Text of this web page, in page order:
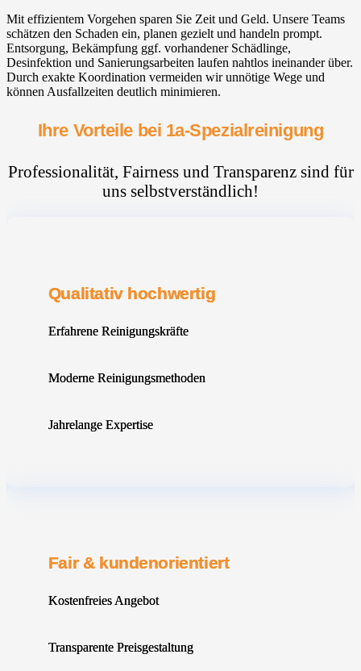
Mit effizientem Vorgehen sparen Sie Zeit und Geld. Unsere Teams
schätzen den Schaden ein, planen gezielt und handeln prompt.
Entsorgung, Bekämpfung ggf. vorhandener Schädlinge,
Desinfektion und Sanierungsarbeiten laufen nahtlos ineinander über.
Durch exakte Koordination vermeiden wir unnötige Wege und
können Ausfallzeiten deutlich minimieren.
Ihre Vorteile bei 1a-Spezialreinigung
Professionalität, Fairness und Transparenz sind für
uns selbstverständlich!
Qualitativ hochwertig
Erfahrene Reinigungskräfte
Moderne Reinigungsmethoden
Jahrelange Expertise
Fair & kundenorientiert
Kostenfreies Angebot
Transparente Preisgestaltung